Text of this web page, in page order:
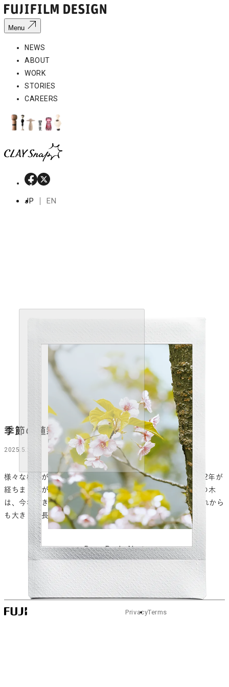
Menu
NEWS
ABOUT
WORK
STORIES
CAREERS
JP EN
季節の植栽
2025.5.27
様々な植栽が植えられているCLAYの庭。2023年の開所から2年が
経ちましたが、すくすくと成長しています。庭の奥にある桜の木
は、今年もきれいな花を咲かせました。CLAYとともに、これから
も大きく成長しますように。
Prev Back Next
PrivacyTerms